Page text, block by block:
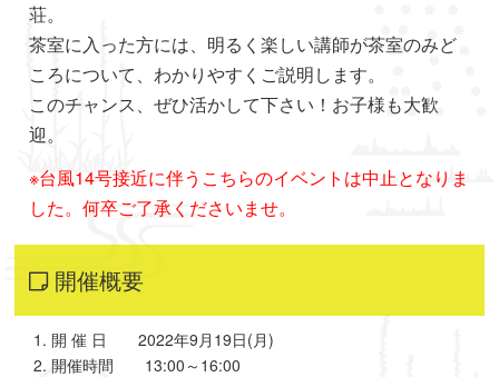
荘。
茶室に入った方には、明るく楽しい講師が茶室のみど
ころについて、わかりやすくご説明します。
このチャンス、ぜひ活かして下さい！お子様も大歓
迎。
※台風14号接近に伴うこちらのイベントは中止となりま
した。何卒ご了承くださいませ。
開催概要
開 催 日 2022年9月19日(月)
開催時間 13:00～16:00